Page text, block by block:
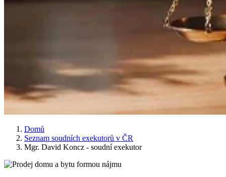
Domů
Seznam soudních exekutorů v ČR
Mgr. David Koncz - soudní exekutor